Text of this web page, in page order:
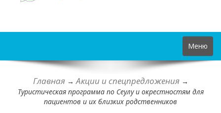
Toggle
navigation
Меню
Главная→Акции и спецпредложения→
Туристическая программа по Сеулу и окрестностям для
пациентов и их близких родственников